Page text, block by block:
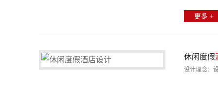
更多 +
休闲度假
设计理念：